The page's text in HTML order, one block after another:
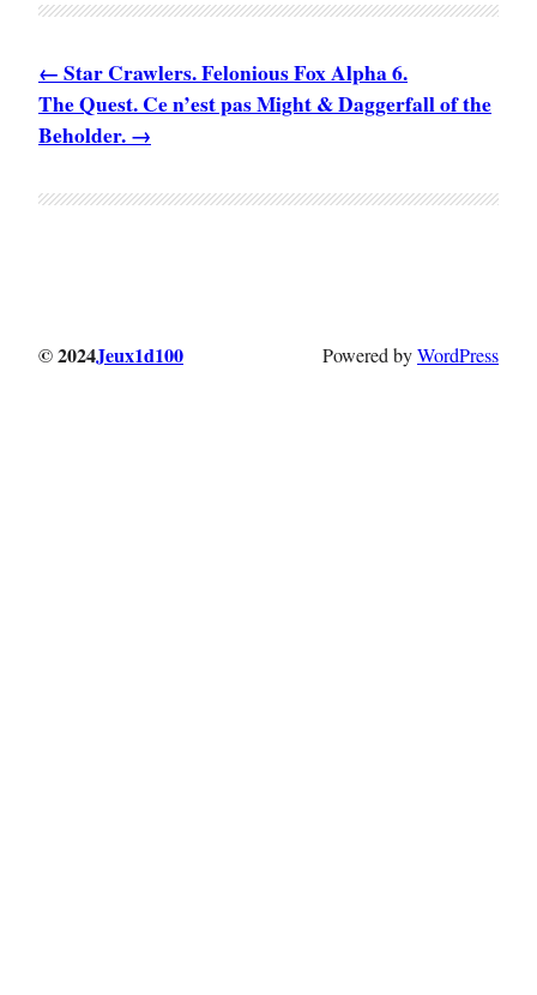
Star Crawlers. Felonious Fox Alpha 6.
The Quest. Ce n’est pas Might & Daggerfall of the
Beholder.
© 2024Jeux1d100 Powered byWordPress